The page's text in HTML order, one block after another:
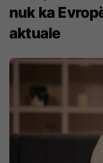
nuk ka
aktuale